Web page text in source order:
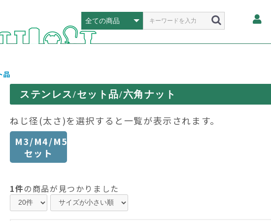
品
ステンレス/セット品/六角ナット
ねじ径(太さ)を選択すると一覧が表示されます。
M3/M4/M5/M6/M8
セット
1件の商品が見つかりました